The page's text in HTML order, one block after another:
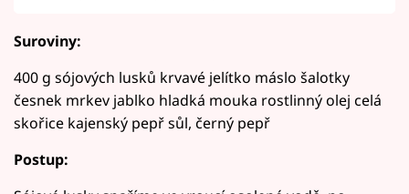
Suroviny:
400 g sójových lusků krvavé jelítko máslo šalotky
česnek mrkev jablko hladká mouka rostlinný olej celá
skořice kajenský pepř sůl, černý pepř
Postup: